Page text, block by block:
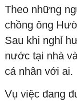
Theo những
chồng ông
Sau khi nghỉ
nước tại nhà
cá nhân với ai.
Vụ việc đang